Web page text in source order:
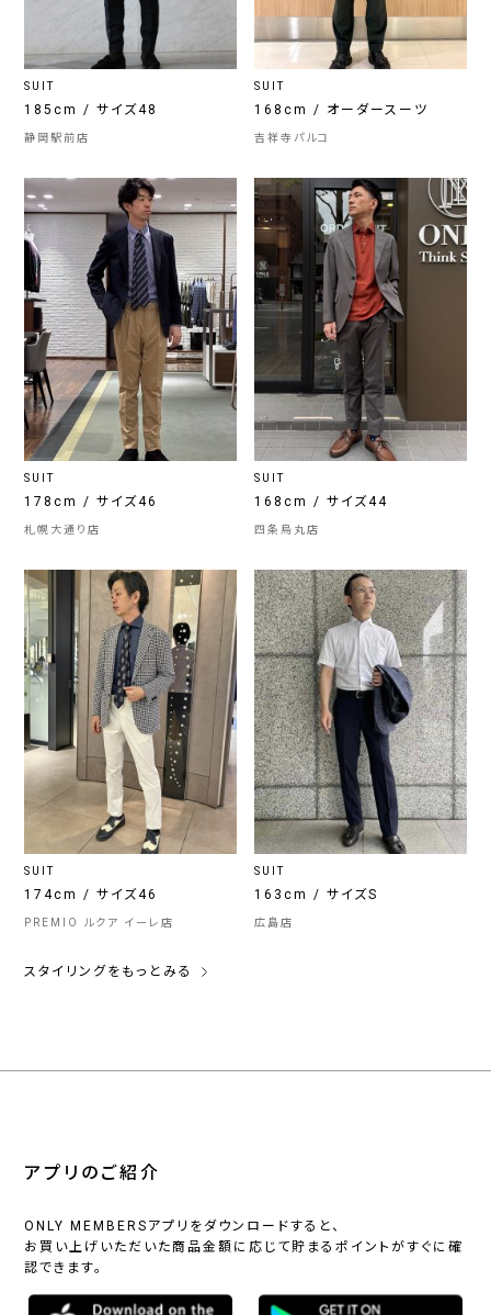
SUIT
185cm / サイズ48
静岡駅前店
SUIT
168cm / オーダースーツ
吉祥寺パルコ
SUIT
178cm / サイズ46
札幌大通り店
SUIT
168cm / サイズ44
四条烏丸店
SUIT
174cm / サイズ46
PREMIO ルクア イーレ店
SUIT
163cm / サイズS
広島店
スタイリングをもっとみる
アプリのご紹介
ONLY MEMBERSアプリをダウンロードすると、
お買い上げいただいた商品金額に応じて貯まるポイントがすぐに確
認できます。